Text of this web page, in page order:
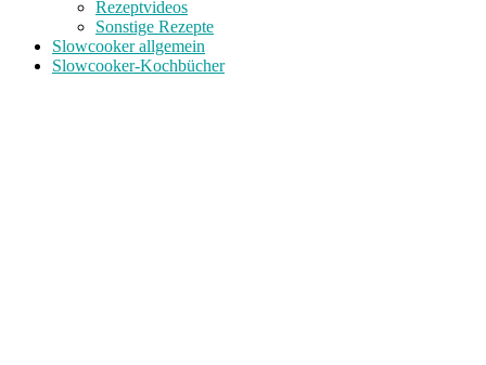
Rezeptvideos
Sonstige Rezepte
Slowcooker allgemein
Slowcooker-Kochbücher